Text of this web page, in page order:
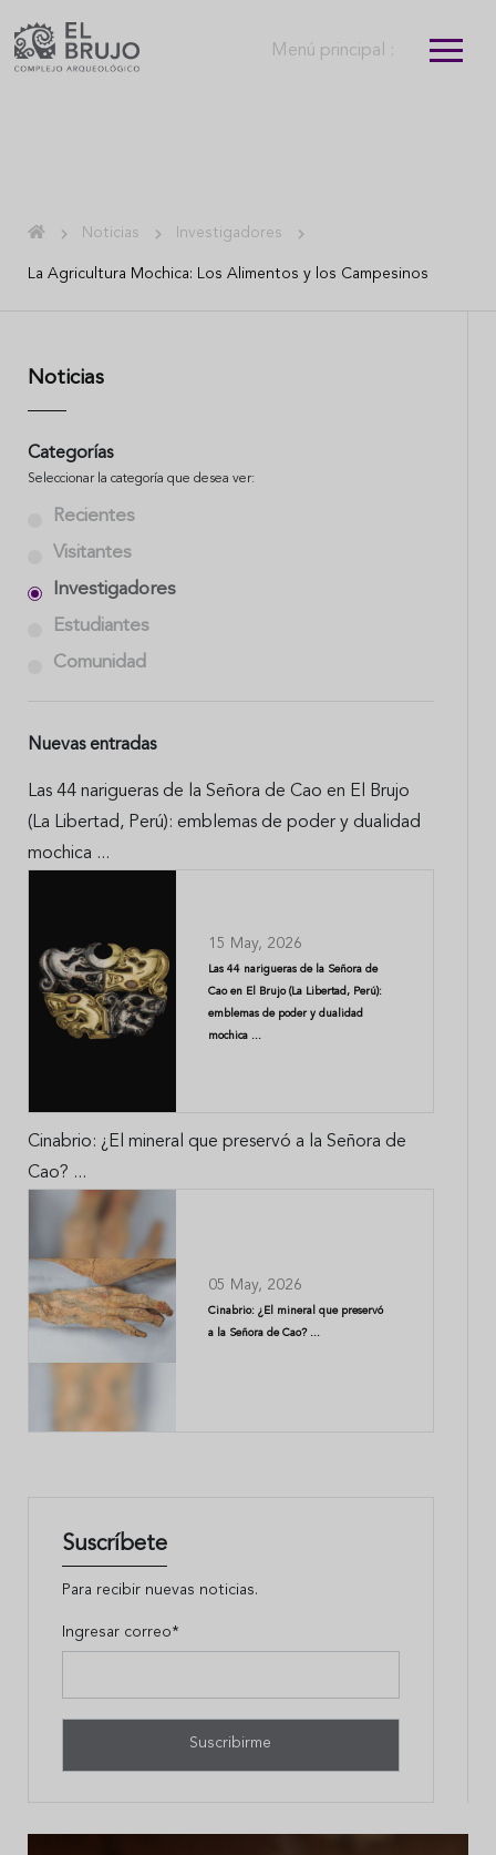
Menú principal :
Noticias Investigadores
La Agricultura Mochica: Los Alimentos y los Campesinos
Noticias
Categorías
Seleccionar la categoría que desea ver:
Recientes
Visitantes
Investigadores
Estudiantes
Comunidad
Nuevas entradas
Las 44 narigueras de la Señora de Cao en El Brujo
(La Libertad, Perú): emblemas de poder y dualidad
mochica ...
15 May, 2026
Las 44 narigueras de la Señora de
Cao en El Brujo (La Libertad, Perú):
emblemas de poder y dualidad
mochica ...
Cinabrio: ¿El mineral que preservó a la Señora de
Cao? ...
05 May, 2026
Cinabrio: ¿El mineral que preservó
a la Señora de Cao? ...
Suscríbete
Para recibir nuevas noticias.
Ingresar correo*